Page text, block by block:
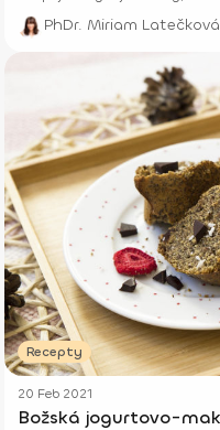
levanduľovými kvetmi.
PhDr. Miriam Latečková
Recepty
20 Feb 2021
Božská jogurtovo-